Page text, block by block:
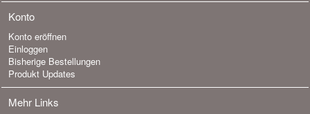
Konto
Konto eröffnen
Einloggen
Bisherige Bestellungen
Produkt Updates
Mehr Links